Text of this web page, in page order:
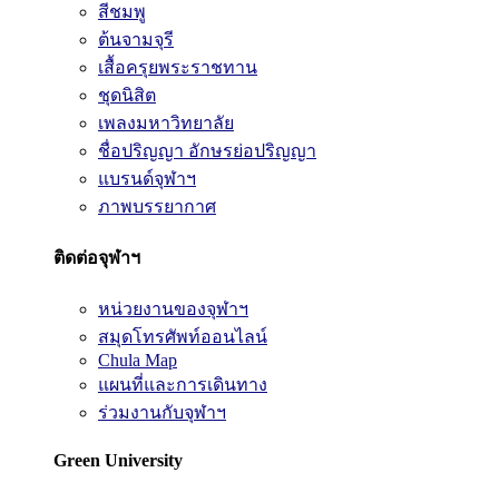
สีชมพู
ต้นจามจุรี
เสื้อครุยพระราชทาน
ชุดนิสิต
เพลงมหาวิทยาลัย
ชื่อปริญญา อักษรย่อปริญญา
แบรนด์จุฬาฯ
ภาพบรรยากาศ
ติดต่อจุฬาฯ
หน่วยงานของจุฬาฯ
สมุดโทรศัพท์ออนไลน์
Chula Map
แผนที่และการเดินทาง
ร่วมงานกับจุฬาฯ
Green University